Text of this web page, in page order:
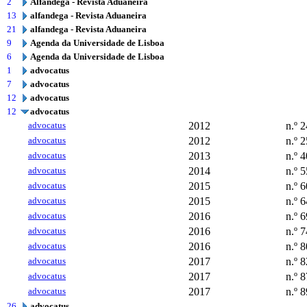
13
alfandega - Revista Aduaneira
21
alfandega - Revista Aduaneira
9
Agenda da Universidade de Lisboa
6
Agenda da Universidade de Lisboa
1
advocatus
7
advocatus
12
advocatus
12
advocatus
advocatus
2012 n.º
advocatus 2012 n.º
advocatus 2013 n.º
advocatus 2014 n.º
advocatus 2015 n.º
advocatus 2015 n.º
advocatus 2016 n.º
advocatus 2016 n.º
advocatus 2016 n.º
advocatus 2017 n.º
advocatus 2017 n.º
advocatus 2017 n.º